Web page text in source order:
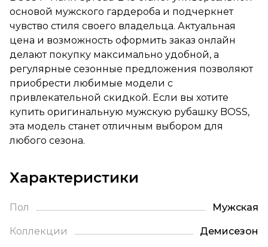
основой мужского гардероба и подчеркнет
чувство стиля своего владельца. Актуальная
цена и возможность оформить заказ онлайн
делают покупку максимально удобной, а
регулярные сезонные предложения позволяют
приобрести любимые модели с
привлекательной скидкой. Если вы хотите
купить оригинальную мужскую рубашку BOSS,
эта модель станет отличным выбором для
любого сезона.
Характеристики
Пол Мужская
Коллекции Демисезон